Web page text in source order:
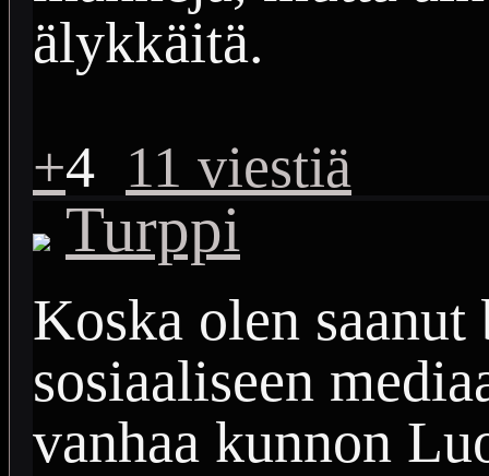
älykkäitä.
+4 11 viestiä
Turppi
Koska olen
sosiaaliseen
vanhaa kunnon